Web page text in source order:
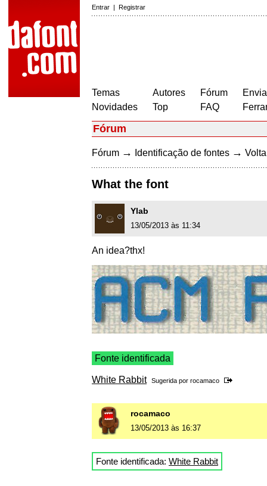
Entrar | Registrar
Temas
Novidades
Autores
Top
Fórum
FAQ
Fórum
Fórum → Identificação de fontes →
What the font
Ylab
13/05/2013 às 11:34
An idea?thx!
Fonte identificada
White Rabbit Sugerida por rocamaco
rocamaco
13/05/2013 às 16:37
Fonte identificada: White Rabbit